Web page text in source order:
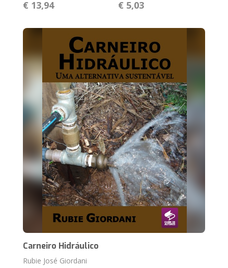
€ 13,94 € 5,03
Carneiro Hidráulico
Rubie José Giordani